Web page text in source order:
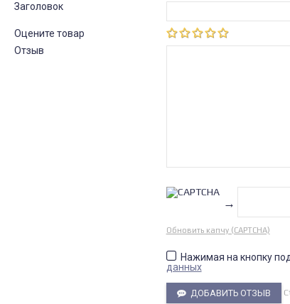
Заголовок
Оцените товар
Отзыв
→
Обновить капчу (CAPTCHA)
Нажимая на кнопку
данных
ДОБАВИТЬ ОТЗЫВ